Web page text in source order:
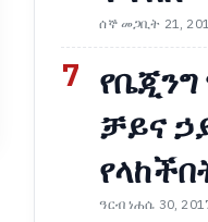
ሰኞ መጋቢት 21,
7
ቻይና
ዓርብ ነሐሴ 30,